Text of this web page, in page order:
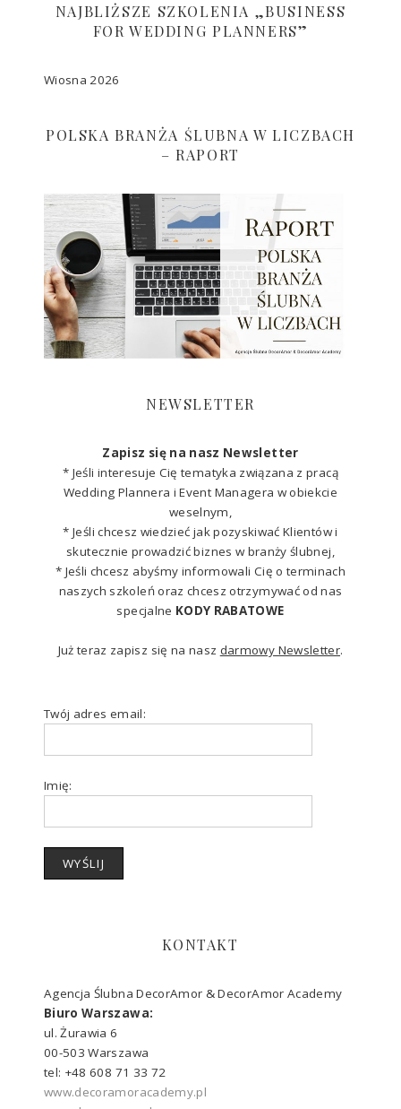
NAJBLIŻSZE SZKOLENIA „BUSINESS
FOR WEDDING PLANNERS”
Wiosna 2026
POLSKA BRANŻA ŚLUBNA W LICZBACH
– RAPORT
NEWSLETTER
Zapisz się na nasz Newsletter
* Jeśli interesuje Cię tematyka związana z pracą
Wedding Plannera i Event Managera w obiekcie
weselnym,
* Jeśli chcesz wiedzieć jak pozyskiwać Klientów i
skutecznie prowadzić biznes w branży ślubnej,
* Jeśli chcesz abyśmy informowali Cię o terminach
naszych szkoleń oraz chcesz otrzymywać od nas
specjalne KODY RABATOWE
Już teraz zapisz się na nasz darmowy Newsletter.
Twój adres email:
Imię:
KONTAKT
Agencja Ślubna DecorAmor & DecorAmor Academy
Biuro Warszawa:
ul. Żurawia 6
00-503 Warszawa
tel: +48 608 71 33 72
www.decoramoracademy.pl